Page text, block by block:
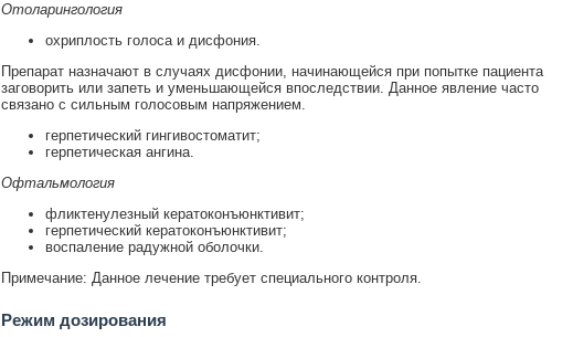
Отоларингология
охриплость голоса и дисфония.
Препарат назначают в случаях дисфонии, начинающейся при попытке пациента
заговорить или запеть и уменьшающейся впоследствии. Данное явление часто
связано с сильным голосовым напряжением.
герпетический гингивостоматит;
герпетическая ангина.
Офтальмология
фликтенулезный кератоконъюнктивит;
герпетический кератоконъюнктивит;
воспаление радужной оболочки.
Примечание: Данное лечение требует специального контроля.
Режим дозирования